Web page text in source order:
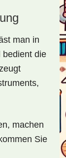
man in
bedient die
machen
Sie